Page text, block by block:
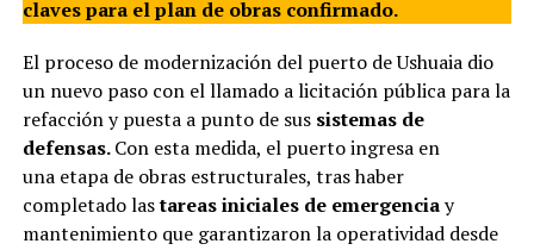
claves para el plan de obras confirmado.
El proceso de modernización del puerto de Ushuaia dio
un nuevo paso con el llamado a licitación pública para la
refacción y puesta a punto de sus sistemas de
defensas.Con esta medida, el puerto ingresa en
una etapa de obras estructurales, tras haber
completado lastareas iniciales de emergenciay
mantenimiento que garantizaron la operatividad desde